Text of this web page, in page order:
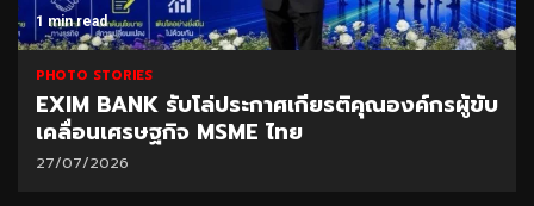
1 min read
PHOTO STORIES
EXIM BANK รับโล่ประกาศเกียรติคุณองค์กรผู้ขับ
เคลื่อนเศรษฐกิจ MSME ไทย
27/07/2026